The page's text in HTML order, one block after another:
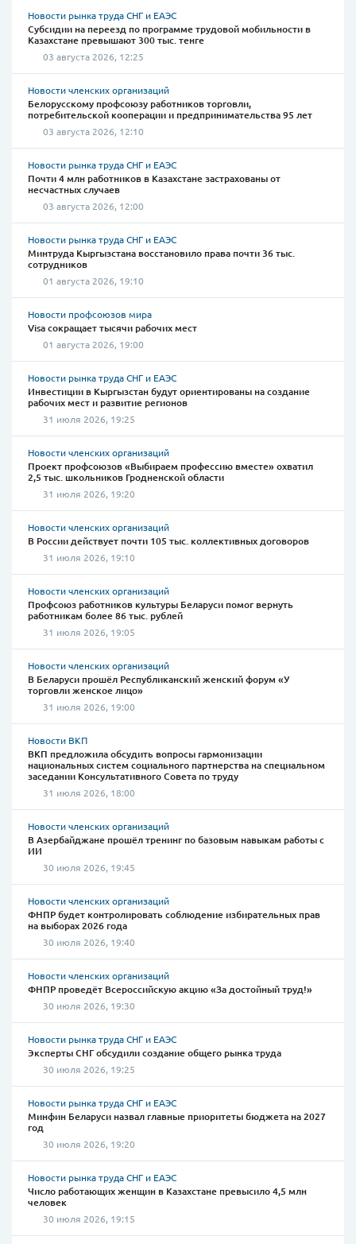
Новости рынка труда СНГ и ЕАЭС
Субсидии на переезд по программе трудовой мобильности в
Казахстане превышают 300 тыс. тенге
03 августа 2026, 12:25
Новости членских организаций
Белорусскому профсоюзу работников торговли,
потребительской кооперации и предпринимательства 95 лет
03 августа 2026, 12:10
Новости рынка труда СНГ и ЕАЭС
Почти 4 млн работников в Казахстане застрахованы от
несчастных случаев
03 августа 2026, 12:00
Новости рынка труда СНГ и ЕАЭС
Минтруда Кыргызстана восстановило права почти 36 тыс.
сотрудников
01 августа 2026, 19:10
Новости профсоюзов мира
Visa сокращает тысячи рабочих мест
01 августа 2026, 19:00
Новости рынка труда СНГ и ЕАЭС
Инвестиции в Кыргызстан будут ориентированы на создание
рабочих мест и развитие регионов
31 июля 2026, 19:25
Новости членских организаций
Проект профсоюзов «Выбираем профессию вместе» охватил
2,5 тыс. школьников Гродненской области
31 июля 2026, 19:20
Новости членских организаций
В России действует почти 105 тыс. коллективных договоров
31 июля 2026, 19:10
Новости членских организаций
Профсоюз работников культуры Беларуси помог вернуть
работникам более 86 тыс. рублей
31 июля 2026, 19:05
Новости членских организаций
В Беларуси прошёл Республиканский женский форум «У
торговли женское лицо»
31 июля 2026, 19:00
Новости ВКП
ВКП предложила обсудить вопросы гармонизации
национальных систем социального партнерства на специальном
заседании Консультативного Совета по труду
31 июля 2026, 18:00
Новости членских организаций
В Азербайджане прошёл тренинг по базовым навыкам работы с
ИИ
30 июля 2026, 19:45
Новости членских организаций
ФНПР будет контролировать соблюдение избирательных прав
на выборах 2026 года
30 июля 2026, 19:40
Новости членских организаций
ФНПР проведёт Всероссийскую акцию «За достойный труд!»
30 июля 2026, 19:30
Новости рынка труда СНГ и ЕАЭС
Эксперты СНГ обсудили создание общего рынка труда
30 июля 2026, 19:25
Новости рынка труда СНГ и ЕАЭС
Минфин Беларуси назвал главные приоритеты бюджета на 2027
год
30 июля 2026, 19:20
Новости рынка труда СНГ и ЕАЭС
Число работающих женщин в Казахстане превысило 4,5 млн
человек
30 июля 2026, 19:15